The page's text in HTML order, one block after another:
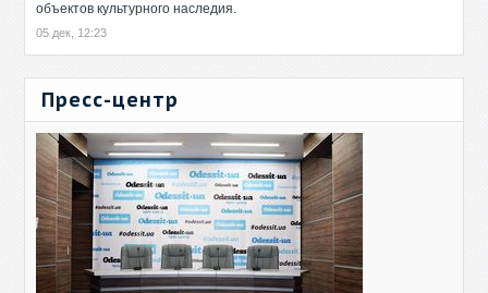
объектов культурного наследия.
05 дек, 12:23
Пресс-центр